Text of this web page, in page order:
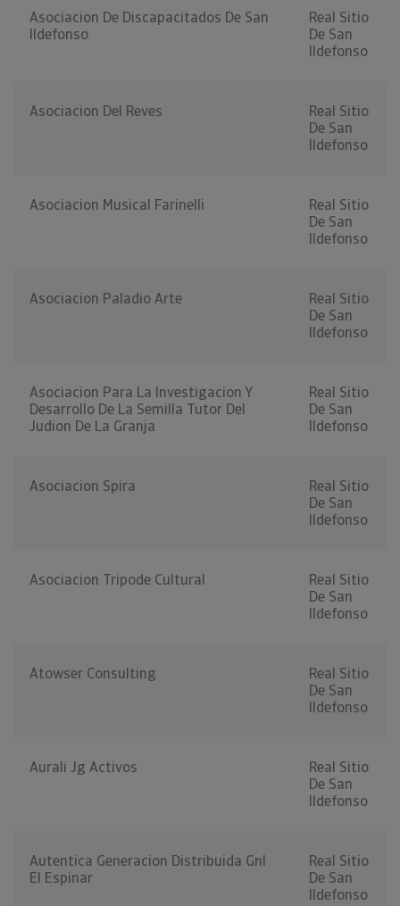
Asociacion De Discapacitados De San
Ildefonso
Real Sitio
De San
Ildefonso
Asociacion Del Reves
Real Sitio
De San
Ildefonso
Asociacion Musical Farinelli
Real Sitio
De San
Ildefonso
Asociacion Paladio Arte
Real Sitio
De San
Ildefonso
Asociacion Para La Investigacion Y
Desarrollo De La Semilla Tutor Del
Judion De La Granja
Real Sitio
De San
Ildefonso
Asociacion Spira
Real Sitio
De San
Ildefonso
Asociacion Tripode Cultural
Real Sitio
De San
Ildefonso
Atowser Consulting
Real Sitio
De San
Ildefonso
Aurali Jg Activos
Real Sitio
De San
Ildefonso
Autentica Generacion Distribuida Gnl
El Espinar
Real Sitio
De San
Ildefonso